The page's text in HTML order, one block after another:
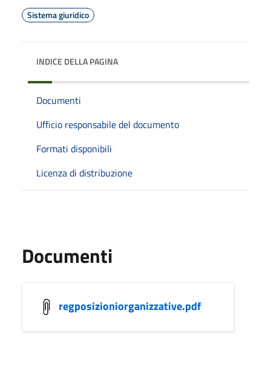
Sistema giuridico
INDICE DELLA PAGINA
Documenti
Ufficio responsabile del documento
Formati disponibili
Licenza di distribuzione
Documenti
regposizioniorganizzative.pdf